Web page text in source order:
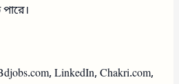
LinkedIn, Chakri.com,